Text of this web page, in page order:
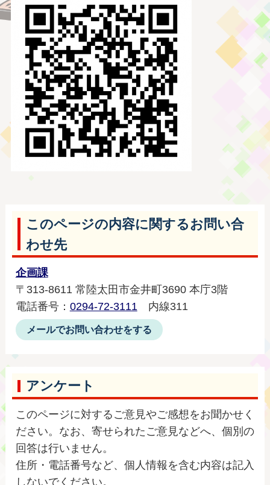
このページの内容に関するお問い合
わせ先
企画課
〒313-8611 常陸太田市金井町3690 本庁3階
電話番号： 0294-72-3111内線311
メールでお問い合わせをする
アンケート
このページに対するご意見やご感想をお聞かせく
ださい。なお、寄せられたご意見などへ、個別の
回答は行いません。
住所・電話番号など、個人情報を含む内容は記入
しないでください。